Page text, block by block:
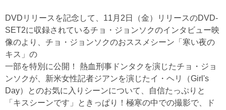
DVDリリースを記念して、11月2日（金）リリースのDVD-
SET2に収録されているチョ・ジョンソクのインタビュー映
像のより、チョ・ジョンソクのおススメシーン「寒い夜の
キス」の
一部を特別に公開！ 熱血刑事ドンタクを演じたチョ・ジョ
ンソクが、新米女性記者ジアンを演じたイ・ヘリ（Girl's
Day）とのお気に入りシーンについて、自信たっぷりと
「キスシーンです」ときっぱり！極寒の中での撮影で、ド